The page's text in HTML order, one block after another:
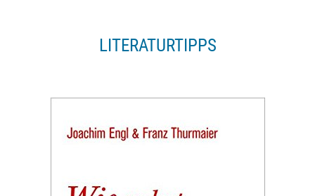
LITERATURTIPPS